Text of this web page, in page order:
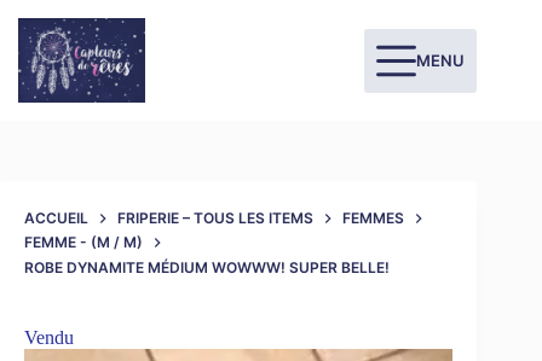
MENU
ACCUEIL FRIPERIE – TOUS LES ITEMS
FEMMES
FEMME - (M / M)
ROBE DYNAMITE MÉDIUM WOWWW! SUPER BELLE!
Vendu